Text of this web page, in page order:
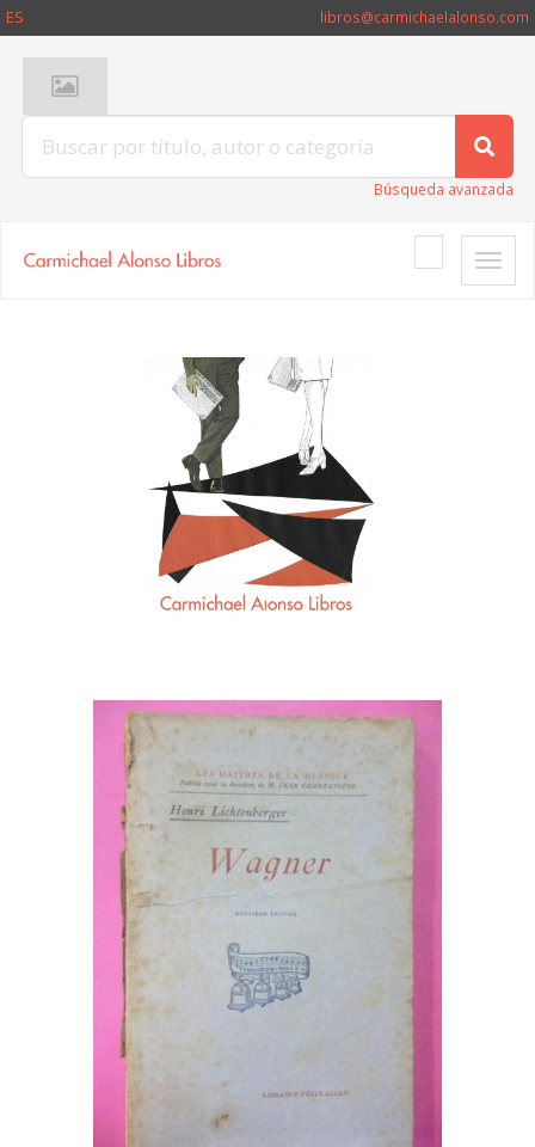
ES libros@carmichaelalonso.com
Búsqueda avanzada
Toggle